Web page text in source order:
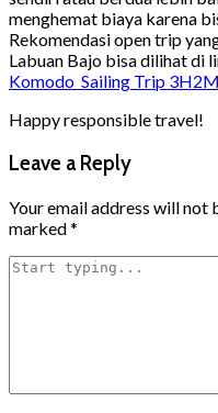
menghemat biaya karena
Rekomendasi open trip
Labuan Bajo bisa dilihat di
Komodo Sailing Trip 3H2M
Happy responsible travel!
Leave a Reply
Your email address will not
marked*